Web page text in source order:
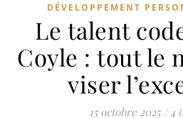
DÉVELOPPEMENT
Le talent
Coyle : tout le
viser
15 octobre 2025 / 4